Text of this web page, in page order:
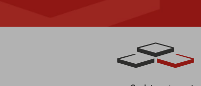
Link do strony głównej